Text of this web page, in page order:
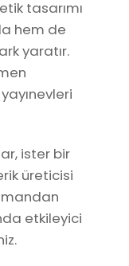
tasarımı
hem de
yaratır.
ister bir
üreticisi
etkileyici